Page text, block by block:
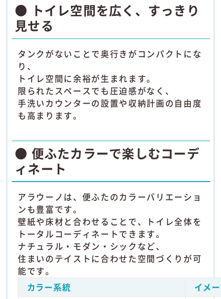
● トイレ空間を広く、すっきり
見せる
タンクがないことで奥行きがコンパクトにな
り、
トイレ空間に余裕が生まれます。
限られたスペースでも圧迫感がなく、
手洗いカウンターの設置や収納計画の自由度
も高まります。
● 便ふたカラーで楽しむコーデ
ィネート
アラウーノは、便ふたのカラーバリエーショ
ンも豊富です。
壁紙や床材と合わせることで、トイレ全体を
トータルコーディネートできます。
ナチュラル・モダン・シックなど、
住まいのテイストに合わせた空間づくりが可
能です。
カラー系統
イメ